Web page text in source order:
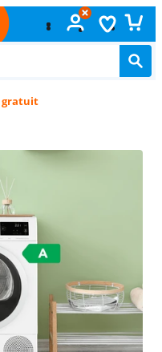
gratuit